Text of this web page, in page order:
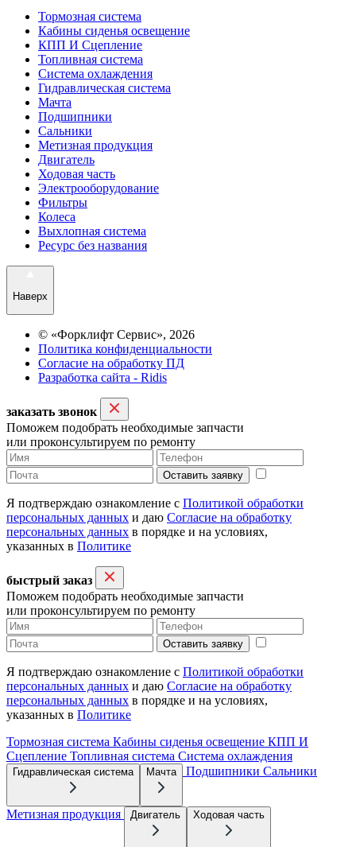
Тормозная система
Кабины сиденья освещение
КПП И Сцепление
Топливная система
Система охлаждения
Гидравлическая система
Мачта
Подшипники
Сальники
Метизная продукция
Двигатель
Ходовая часть
Электрооборудование
Фильтры
Колеса
Выхлопная система
Ресурс без названия
Наверх
© «Форклифт Сервис», 2026
Политика конфиденциальности
Согласие на обработку ПД
Разработка сайта - Ridis
заказать звонок
Поможем подобрать необходимые запчасти
или проконсультируем по ремонту
Оставить заявку
Я подтверждаю ознакомление с Политикой обработки
персональных данных и даю Согласие на обработку
персональных данных в порядке и на условиях,
указанных в Политике
быстрый заказ
Поможем подобрать необходимые запчасти
или проконсультируем по ремонту
Оставить заявку
Я подтверждаю ознакомление с Политикой обработки
персональных данных и даю Согласие на обработку
персональных данных в порядке и на условиях,
указанных в Политике
Тормозная система Кабины сиденья освещение КПП И
Сцепление Топливная система Система охлаждения
Гидравлическая система Мачта Подшипники Сальники
Метизная продукция Двигатель Ходовая часть